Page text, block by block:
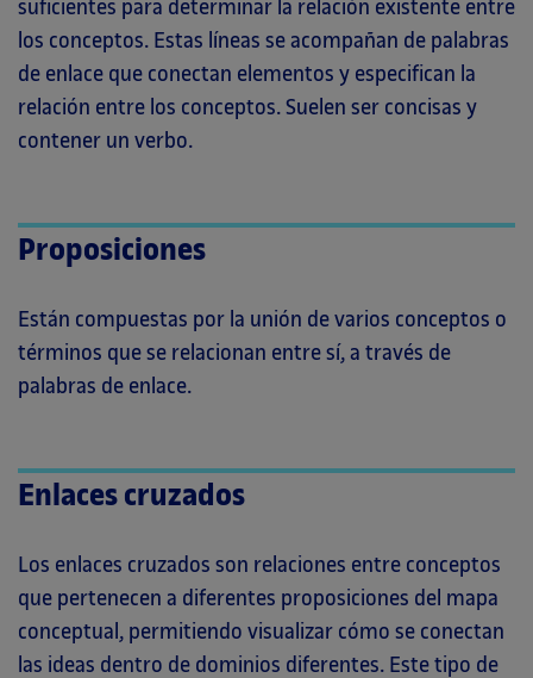
suficientes para determinar la relación existente entre
los conceptos. Estas líneas se acompañan de palabras
de enlace que conectan elementos y especifican la
relación entre los conceptos. Suelen ser concisas y
contener un verbo.
Proposiciones
Están compuestas por la unión de varios conceptos o
términos que se relacionan entre sí, a través de
palabras de enlace.
Enlaces cruzados
Los enlaces cruzados son relaciones entre conceptos
que pertenecen a diferentes proposiciones del mapa
conceptual, permitiendo visualizar cómo se conectan
las ideas dentro de dominios diferentes. Este tipo de